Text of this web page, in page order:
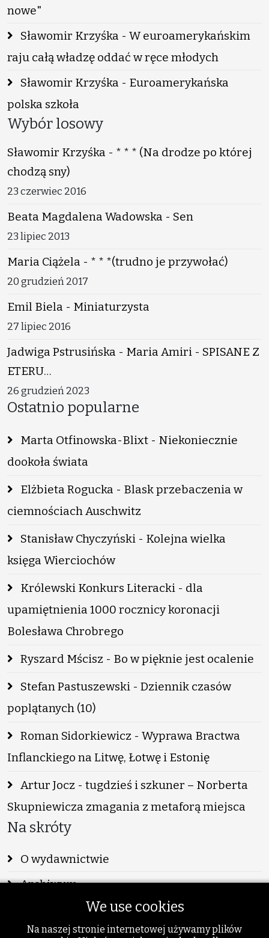
nowe"
Sławomir Krzyśka - W euroamerykańskim
raju całą władzę oddać w ręce młodych
Sławomir Krzyśka - Euroamerykańska
polska szkoła
Wybór losowy
Sławomir Krzyśka - * * * (Na drodze po której
chodzą sny)
23 czerwiec 2016
Beata Magdalena Wadowska - Sen
23 lipiec 2013
Maria Ciążela - * * *(trudno je przywołać)
20 grudzień 2017
Emil Biela - Miniaturzysta
27 lipiec 2016
Jadwiga Pstrusińska - Maria Amiri - SPISANE Z
ETERU…
26 grudzień 2023
Ostatnio popularne
Marta Otfinowska-Blixt - Niekoniecznie
dookoła świata
Elżbieta Rogucka - Blask przebaczenia w
ciemnościach Auschwitz
Stanisław Chyczyński - Kolejna wielka
księga Wierciochów
Królewski Konkurs Literacki - dla
upamiętnienia 1000 rocznicy koronacji
Bolesława Chrobrego
Ryszard Mścisz - Bo w pięknie jest ocalenie
Stefan Pastuszewski - Dziennik czasów
poplątanych (10)
Roman Sidorkiewicz - Wyprawa Bractwa
Inflanckiego na Litwę, Łotwę i Estonię
Artur Jocz - tugdzieś i szkuner – Norberta
Skupniewicza zmagania z metaforą miejsca
Na skróty
O wydawnictwie
Archiwum
Publikacje
We use cookies
Na naszej stronie internetowej używamy plików